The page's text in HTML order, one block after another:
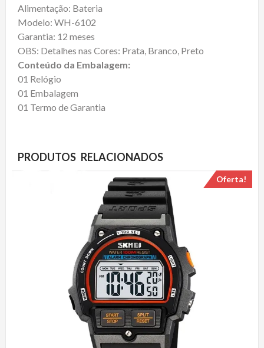
Alimentação: Bateria
Modelo: WH-6102
Garantia: 12 meses
OBS: Detalhes nas Cores: Prata, Branco, Preto
Conteúdo da Embalagem:
01 Relógio
01 Embalagem
01 Termo de Garantia
PRODUTOS RELACIONADOS
Oferta!